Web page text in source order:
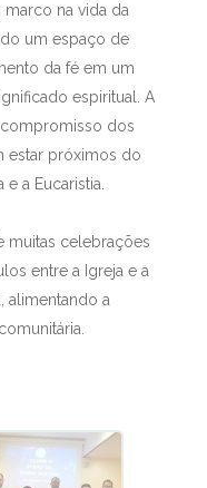
na vida da
um espaço de
da fé em um
espiritual. A
dos
estar próximos do
a Eucaristia.
muitas celebrações
entre a Igreja e a
alimentando a